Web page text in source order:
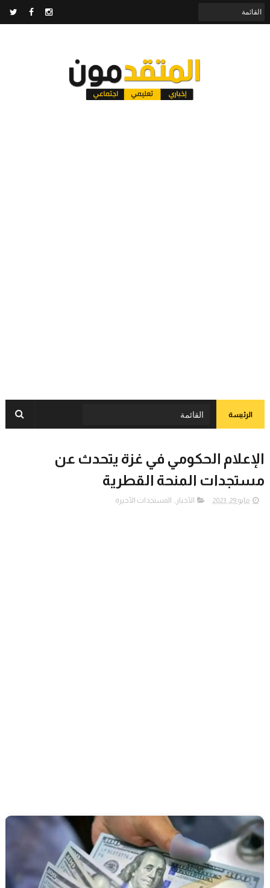
الرئيسة
الإعلام الحكومي في غزة يتحدث عن
مستجدات المنحة القطرية
مايو 29, 2023 الأخبار , المستجدات الأخيرة